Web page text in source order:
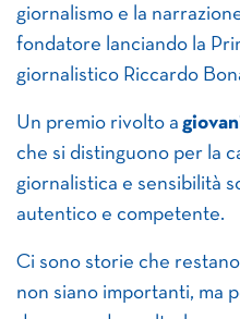
giornalismo e la
fondatore lanciando la
giornalistico Riccardo
Un premio rivolto a
che si distinguono per la
giornalistica e sensibilità
autentico e competente.
Ci sono storie che
non siano importanti, ma